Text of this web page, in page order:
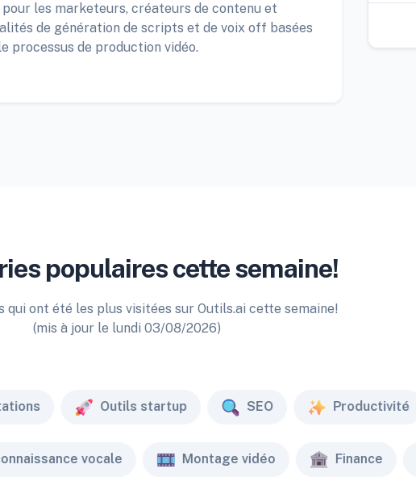
les marketeurs, créateurs de contenu et
de génération de scripts et de voix off basées
processus de production vidéo.
populaires cette semaine!
qui ont été les plus visitées sur Outils.ai cette semaine!
(mis à jour le lundi 03/08/2026)
Outils startup SEO Productivité
vocale Montage vidéo Finance